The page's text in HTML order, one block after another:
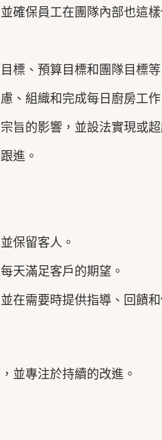
確保員工在團隊內部也這樣
標、預算目標和團隊目標等
、組織和完成每日廚房工作
旨的影響，並設法實現或超
進。
保留客人。
天滿足客戶的期望。
在需要時提供指導、回饋
並專注於持續的改進。